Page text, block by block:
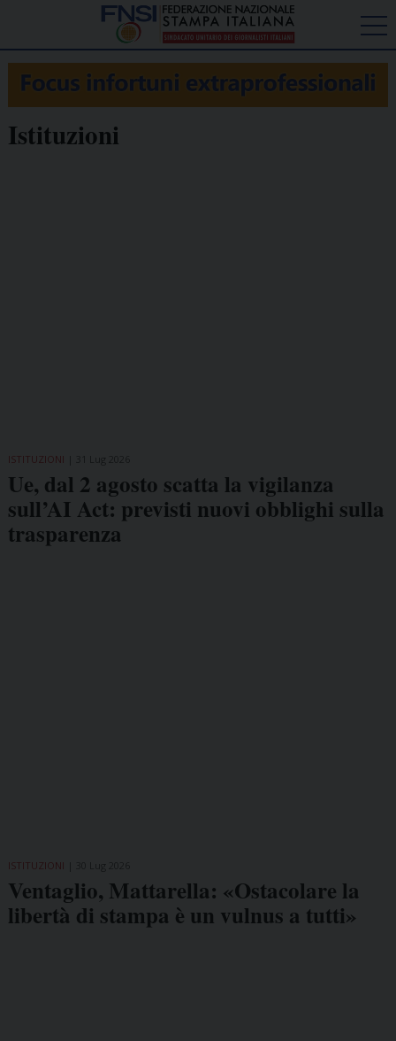
Istituzioni
ISTITUZIONI
Ue, dal 2 agosto scatta la vigilanza
sull’AI Act: previsti nuovi obblighi sulla
trasparenza
ISTITUZIONI
Ventaglio, Mattarella: «Ostacolare la
libertà di stampa è un vulnus a tutti»